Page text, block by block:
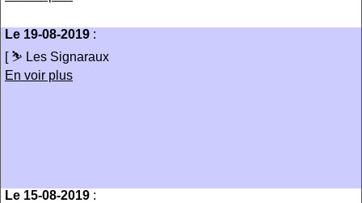
Le 19-08-2019 :
[ ⛷ Les Signaraux
En voir plus
Le 15-08-2019 :